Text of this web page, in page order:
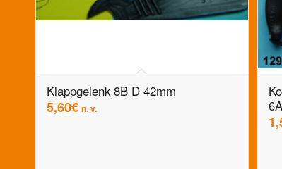
Klappgelenk 8B D 42mm
5,60€ n. v.